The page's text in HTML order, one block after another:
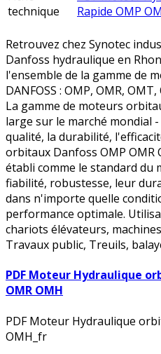
technique
Rapide OMP
Retrouvez chez Synotec
Danfoss hydraulique en
l'ensemble de la gamme de
DANFOSS : OMP, OMR,
La gamme de moteurs
large sur le marché mondial
qualité, la durabilité,
orbitaux Danfoss OMP OMR
établi comme le standard du
fiabilité, robustesse, leur
dans n'importe quelle
performance optimale.
chariots élévateurs,
Travaux public, Treuils,
PDF Moteur Hydraulique
OMR OMH
PDF Moteur Hydraulique
OMH_fr